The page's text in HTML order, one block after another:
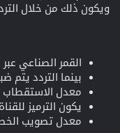
ويكون ذلك من خلال
القمر الصناعي
بينما التردد يتم ضبطه
معدل
يكون الترميز للقناة هو
معدل تصويب الخطأ